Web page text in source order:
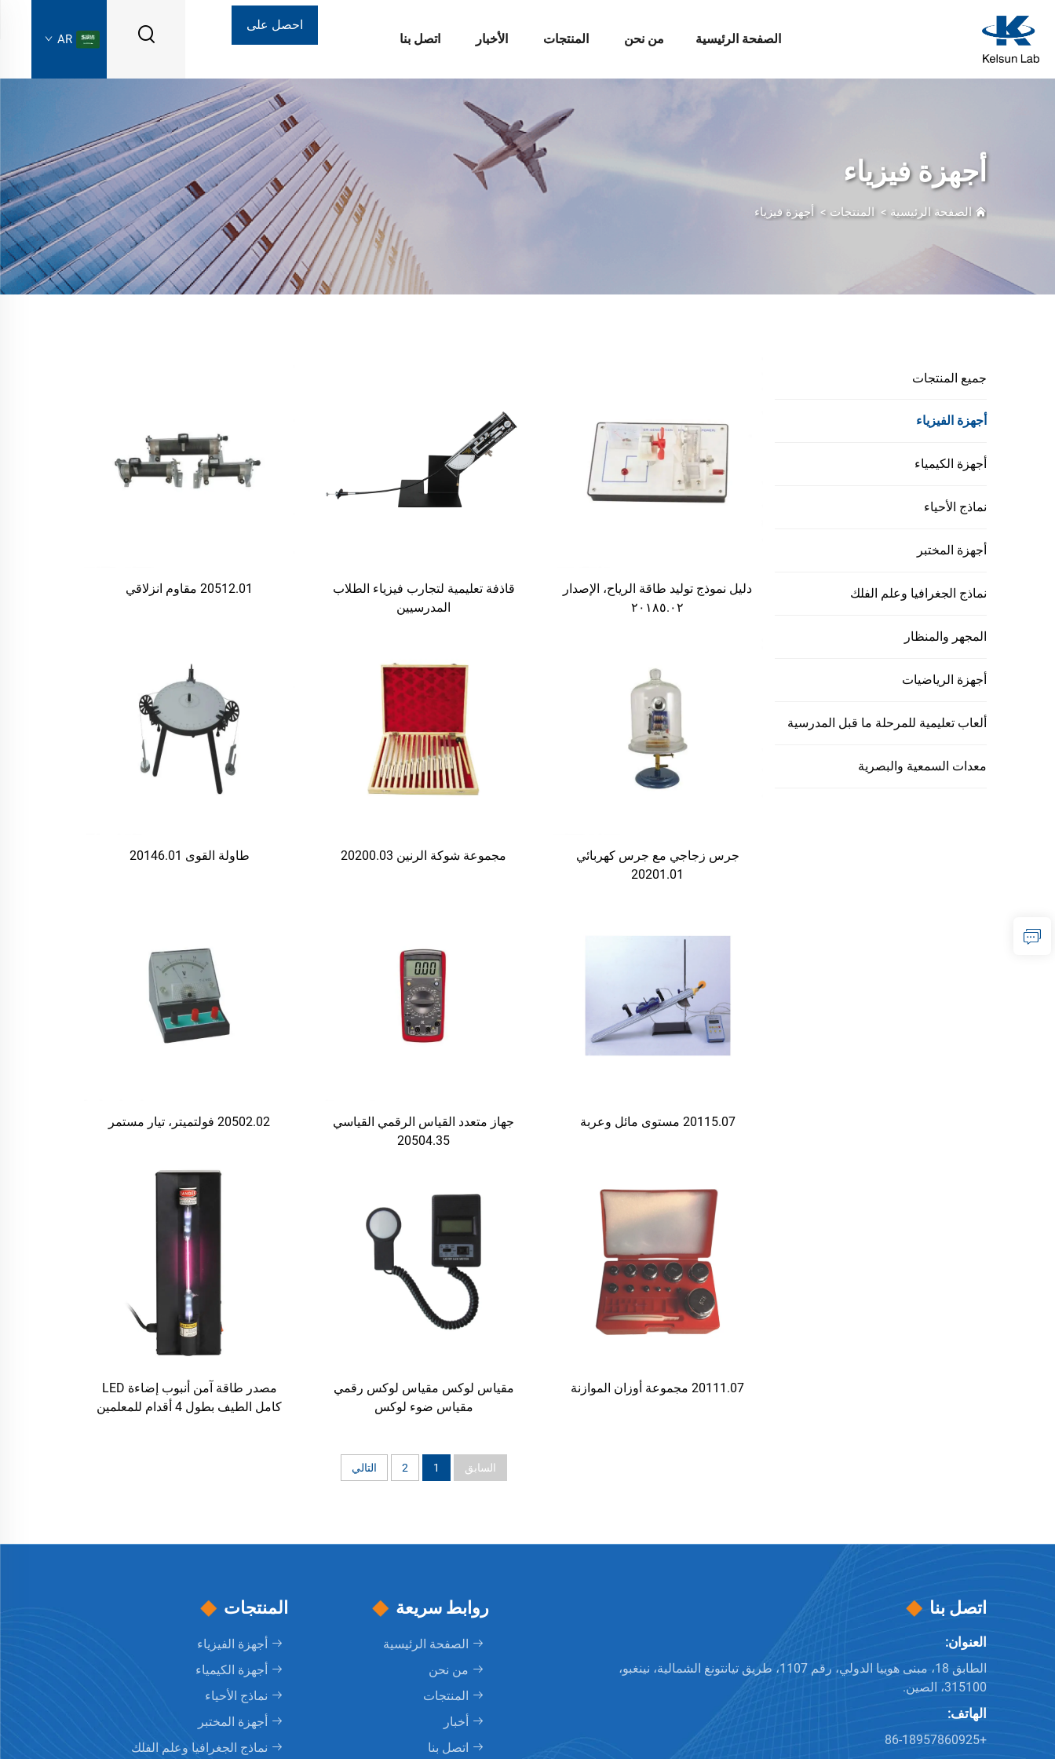
الصفحة الرئيسية من نحن المنتجات الأخبار اتصل بنا
احصل على
AR
أجهزة فيزياء
الصفحة الرئيسية > المنتجات > أجهزة فيزياء
جميع المنتجات
أجهزة الفيزياء
أجهزة الكيمياء
نماذج الأحياء
أجهزة المختبر
نماذج الجغرافيا وعلم الفلك
المجهر والمنظار
أجهزة الرياضيات
ألعاب تعليمية للمرحلة ما قبل المدرسية
معدات السمعية والبصرية
دليل نموذج توليد طاقة الرياح، الإصدار
٢٠١٨٥.٠٢
قاذفة تعليمية لتجارب فيزياء الطلاب
المدرسيين
20512.01 مقاوم انزلاقي
جرس زجاجي مع جرس كهربائي
20201.01
مجموعة شوكة الرنين 20200.03 طاولة القوى 20146.01
20115.07 مستوى مائل وعربة
جهاز متعدد القياس الرقمي القياسي
20504.35
20502.02 فولتميتر، تيار مستمر
20111.07 مجموعة أوزان الموازنة
مقياس لوكس مقياس لوكس رقمي
مقياس ضوء لوكس
مصدر طاقة آمن أنبوب إضاءة LED
كامل الطيف بطول 4 أقدام للمعلمين
السابق 1
2 التالي
اتصل بنا
العنوان:
الطابق 18، مبنى هوييا الدولي، رقم 1107، طريق تيانتونغ الشمالية، نينغبو،
315100، الصين.
الهاتف:
+86-18957860925
روابط سريعة
الصفحة الرئيسية
من نحن
المنتجات
أخبار
اتصل بنا
المنتجات
أجهزة الفيزياء
أجهزة الكيمياء
نماذج الأحياء
أجهزة المختبر
نماذج الجغرافيا وعلم الفلك